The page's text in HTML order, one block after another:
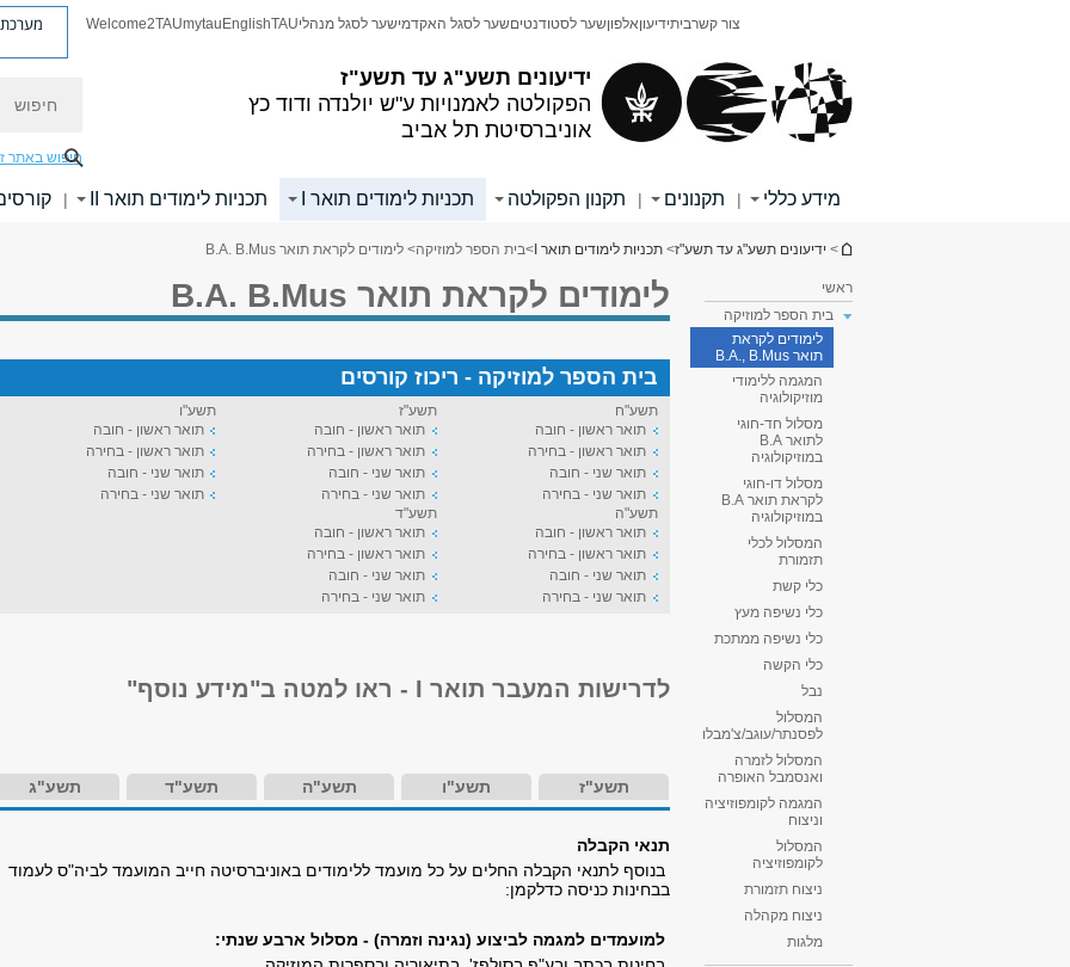
ידיעונים תשע"ג עד תשע"ז
הפקולטה לאמנויות ע"ש יולנדה ודוד כץ
אוניברסיטת תל אביב
צור קשרביתידיעוןאלפוןשער לסטודנטיםשער לסגל האקדמישער לסגל מנהליTAU
English
mytau
Welcome2TAU מערכת
חיפוש באתר
מידע כללי | תקנונים | תקנון הפקולטה תכניות לימודים תואר I תכניות לימודים תואר II |
הינך נמצא כאן
> ידיעונים תשע"ג עד תשע"ז> תכניות לימודים תואר I >בית הספר למוזיקה> לימודים לקראת תואר B.A. B.Mus
ראשי
בית הספר למוזיקה
לימודים לקראת
תואר B.A., B.Mus
המגמה ללימודי
מוזיקולוגיה
מסלול חד-חוגי
לתואר B.A
במוזיקולוגיה
מסלול דו-חוגי
לקראת תואר B.A
במוזיקולוגיה
המסלול לכלי
תזמורת
כלי קשת
כלי נשיפה מעץ
כלי נשיפה ממתכת
כלי הקשה
נבל
המסלול
לפסנתר/עוגב/צ'מבלו
המסלול לזמרה
ואנסמבל האופרה
המגמה לקומפוזיציה
וניצוח
המסלול
לקומפוזיציה
ניצוח תזמורת
ניצוח מקהלה
מלגות
לימודים לקראת תואר B.A. B.Mus
בית הספר למוזיקה - ריכוז קורסים
תשע"ח
תואר ראשון - חובה
תואר ראשון - בחירה
תואר שני - חובה
תואר שני - בחירה
תשע"ז
תואר ראשון - חובה
תואר ראשון - בחירה
תואר שני - חובה
תואר שני - בחירה
תשע"ו
תואר ראשון - חובה
תואר ראשון - בחירה
תואר שני - חובה
תואר שני - בחירה
תשע"ה
תואר ראשון - חובה
תואר ראשון - בחירה
תואר שני - חובה
תואר שני - בחירה
תשע"ד
תואר ראשון - חובה
תואר ראשון - בחירה
תואר שני - חובה
תואר שני - בחירה
לדרישות המעבר תואר I - ראו למטה ב"מידע נוסף"
תשע"ז תשע"ו תשע"ה תשע"ד תשע"ג
תנאי הקבלה
בנוסף לתנאי הקבלה החלים על כל מועמד ללימודים באוניברסיטה חייב המועמד לביה"ס לעמוד
בבחינות כניסה כדלקמן:
למועמדים למגמה לביצוע (נגינה וזמרה) - מסלול ארבע שנתי: